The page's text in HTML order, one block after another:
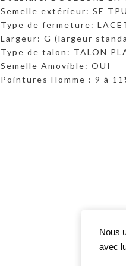
Semelle extérieur: SE
Type de fermeture:
Largeur: G (largeur
Type de talon: TALON
Semelle Amovible: OUI
Pointures Homme : 9 à
Nous
avec